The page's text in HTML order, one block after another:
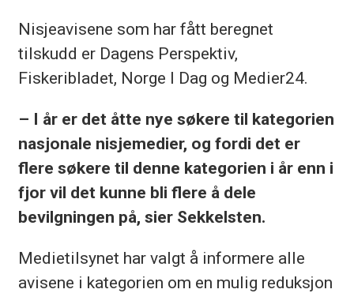
Nisjeavisene som har fått beregnet
tilskudd er Dagens Perspektiv,
Fiskeribladet, Norge I Dag og Medier24.
– I år er det åtte nye søkere til kategorien
nasjonale nisjemedier, og fordi det er
flere søkere til denne kategorien i år enn i
fjor vil det kunne bli flere å dele
bevilgningen på, sier Sekkelsten.
Medietilsynet har valgt å informere alle
avisene i kategorien om en mulig reduksjon